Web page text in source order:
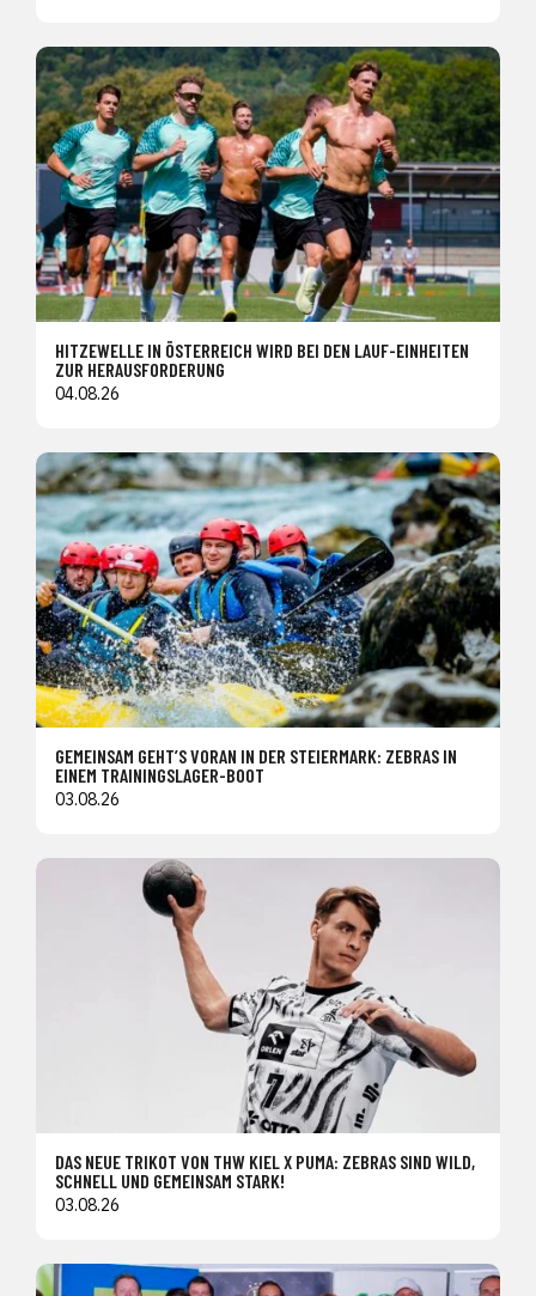
HITZEWELLE IN ÖSTERREICH WIRD BEI DEN LAUF-EINHEITEN
ZUR HERAUSFORDERUNG
04.08.26
GEMEINSAM GEHT’S VORAN IN DER STEIERMARK: ZEBRAS IN
EINEM TRAININGSLAGER-BOOT
03.08.26
DAS NEUE TRIKOT VON THW KIEL X PUMA: ZEBRAS SIND WILD,
SCHNELL UND GEMEINSAM STARK!
03.08.26